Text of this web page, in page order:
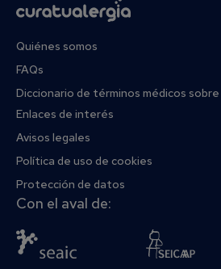
Quiénes somos
FAQs
Diccionario de términos médicos
Enlaces de interés
Avisos legales
Política de uso de cookies
Protección de datos
Con el aval de: